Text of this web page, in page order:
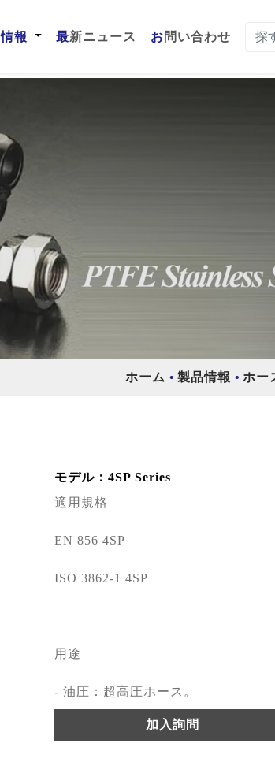
情報 最新ニュース お問い合わせ
ホーム 製品情報 ホー
モデル：4SP Series
適用規格
EN 856 4SP
ISO 3862-1 4SP
用途
- 油圧：超高圧ホース。
加入詢問